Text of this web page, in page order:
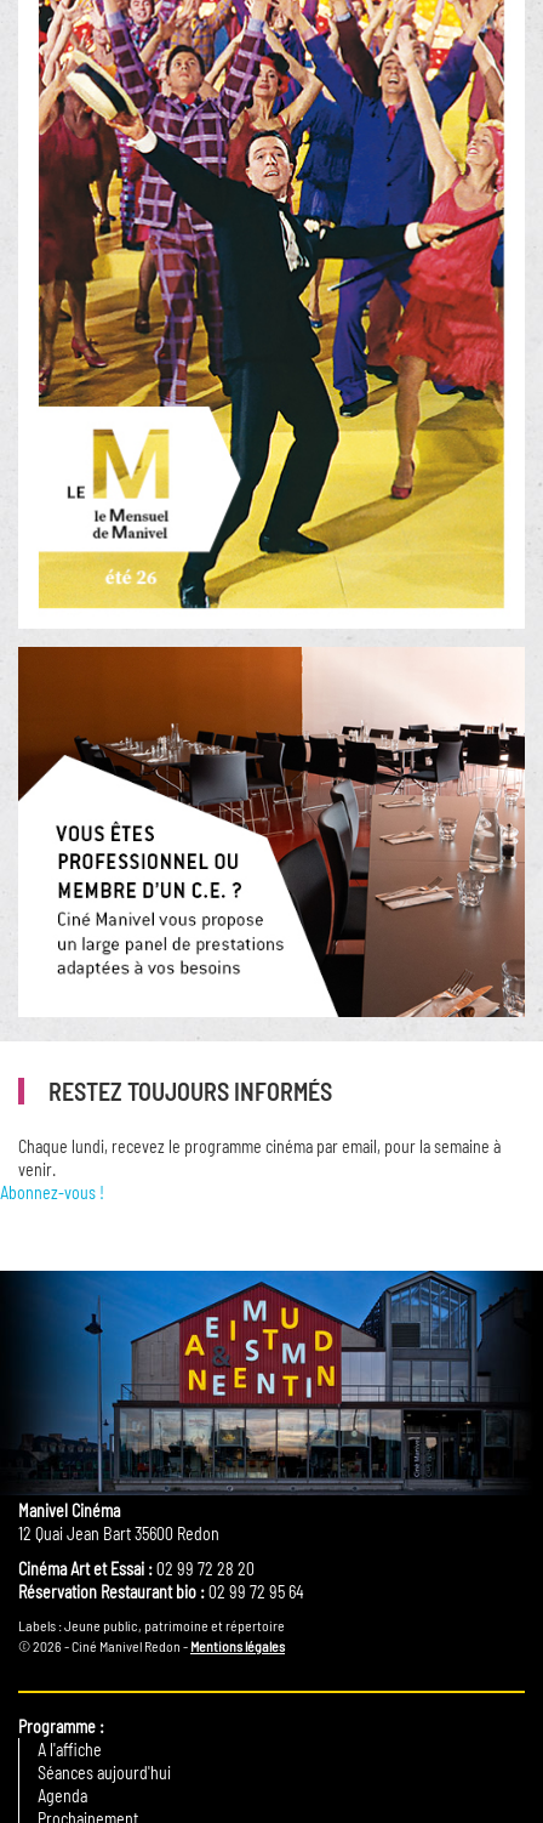
RESTEZ TOUJOURS INFORMÉS
Chaque lundi, recevez le programme cinéma par email, pour la semaine à
venir.
Abonnez-vous !
Manivel Cinéma
12 Quai Jean Bart 35600 Redon
Cinéma Art et Essai :02 99 72 28 20
Réservation Restaurant bio :02 99 72 95 64
Labels : Jeune public, patrimoine et répertoire
© 2026 - Ciné Manivel Redon - Mentions légales
Programme
A l'affiche
Séances aujourd'hui
Agenda